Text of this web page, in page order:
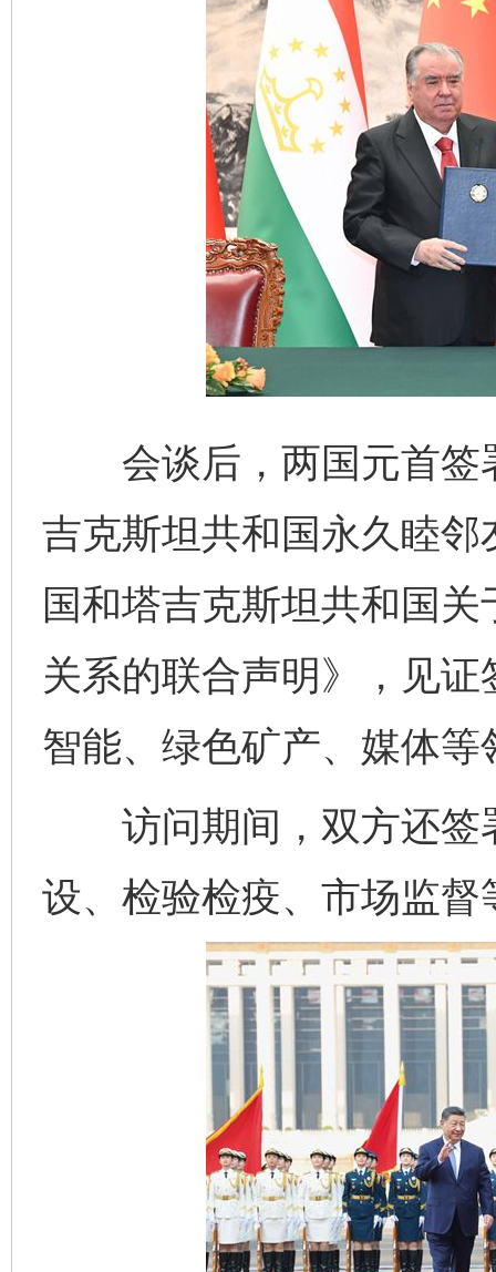
会谈后，两国元首签
吉克斯坦共和国永久睦
国和塔吉克斯坦共和国
关系的联合声明》，见
智能、绿色矿产、媒体
访问期间，双方还签
设、检验检疫、市场监